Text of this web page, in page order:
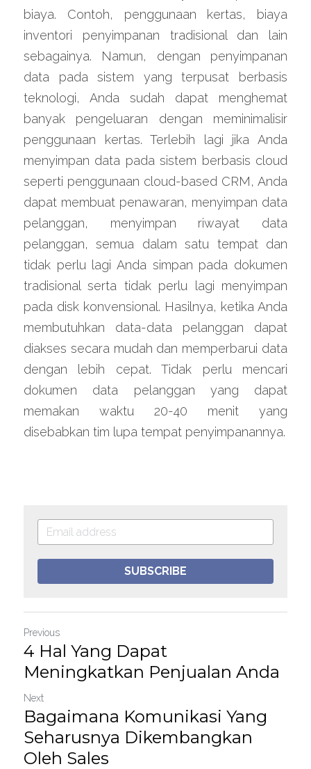
biaya. Contoh, penggunaan kertas, biaya
inventori penyimpanan tradisional dan lain
sebagainya. Namun, dengan penyimpanan
data pada sistem yang terpusat berbasis
teknologi, Anda sudah dapat menghemat
banyak pengeluaran dengan meminimalisir
penggunaan kertas. Terlebih lagi jika Anda
menyimpan data pada sistem berbasis cloud
seperti penggunaan cloud-based CRM, Anda
dapat membuat penawaran, menyimpan data
pelanggan, menyimpan riwayat data
pelanggan, semua dalam satu tempat dan
tidak perlu lagi Anda simpan pada dokumen
tradisional serta tidak perlu lagi menyimpan
pada disk konvensional. Hasilnya, ketika Anda
membutuhkan data-data pelanggan dapat
diakses secara mudah dan memperbarui data
dengan lebih cepat. Tidak perlu mencari
dokumen data pelanggan yang dapat
memakan waktu 20-40 menit yang
disebabkan tim lupa tempat penyimpanannya.
SUBSCRIBE
Previous
4 Hal Yang Dapat
Meningkatkan Penjualan Anda
Next
Bagaimana Komunikasi Yang
Seharusnya Dikembangkan
Oleh Sales